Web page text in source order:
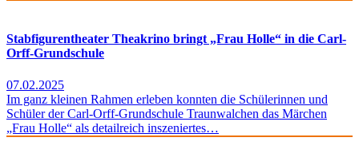
Stabfigurentheater Theakrino bringt „Frau Holle“ in die Carl-
Orff-Grundschule
07.02.2025
Im ganz kleinen Rahmen erleben konnten die Schülerinnen und
Schüler der Carl-Orff-Grundschule Traunwalchen das Märchen
„Frau Holle“ als detailreich inszeniertes…